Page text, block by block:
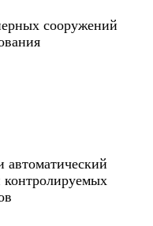
сооружений
автоматический
контролируемых